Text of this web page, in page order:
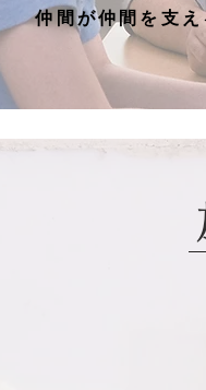
仲間が仲間を支